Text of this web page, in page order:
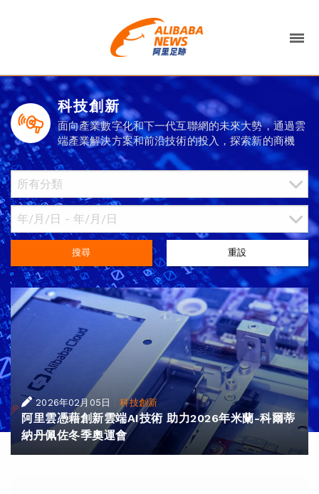
科技創新
面向產業數字化和下一代互聯網的未來大勢，通過雲
端產業解決方案和前沿技術的投入，探索新的商機
搜尋 重設
2026年02月05日 |科技創新
阿里雲憑藉創新雲端AI技術 助力2026年米蘭-科爾蒂
納丹佩佐冬季奧運會